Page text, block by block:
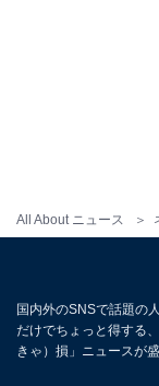
All About ニュース
国内外のSNSで話題の
だけでちょっと得する
きゃ）損」ニュースが